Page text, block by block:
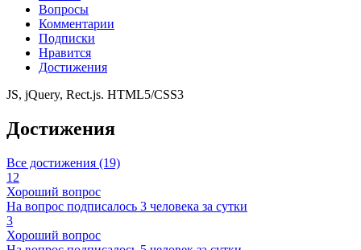
Вопросы
Комментарии
Подписки
Нравится
Достижения
JS, jQuery, Rect.js. HTML5/CSS3
Достижения
Все достижения (19)
12
Хороший вопрос
На вопрос подписалось 3 человека за сутки
3
Хороший вопрос